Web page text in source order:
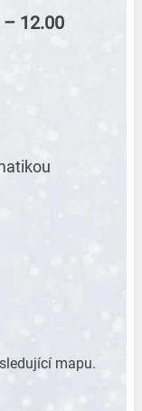
– 12.00
mapu.